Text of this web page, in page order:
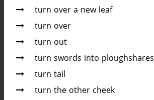
turn over a new leaf
turn over
turn out
turn swords into ploughshares
turn tail
turn the other cheek